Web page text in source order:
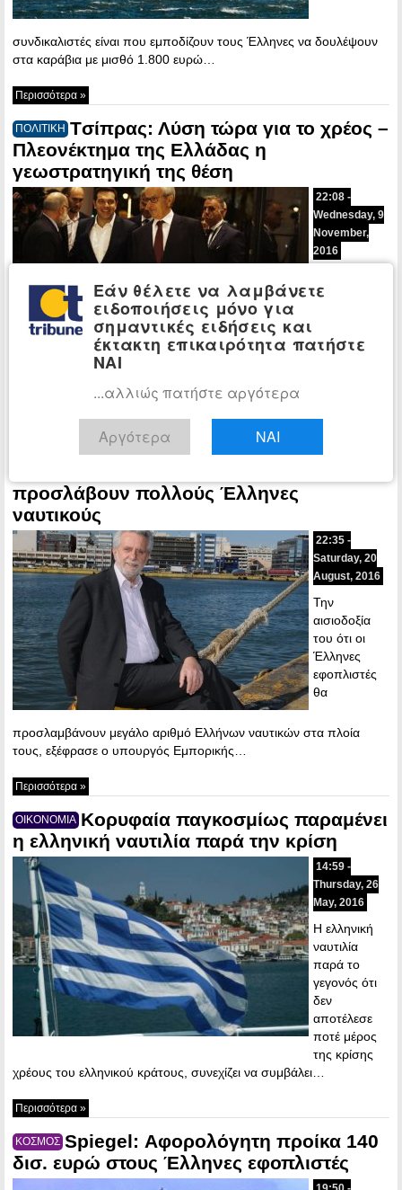
συνδικαλιστές είναι που εμποδίζουν τους Έλληνες να δουλέψουν
στα καράβια με μισθό 1.800 ευρώ…
Περισσότερα »
ΠΟΛΙΤΙΚΗ Tσίπρας: Λύση τώρα για το χρέος –
Πλεονέκτημα της Ελλάδας η
γεωστρατηγική της θέση
22:08 -
Wednesday, 9
November,
2016
Μουσικής
για τα 100
Ελλήνων Εφοπλιστών βρέθηκε το βράδυ της Τετάρτης ο Αλέξης…
προσλάβουν πολλούς Έλληνες
ναυτικούς
22:35 -
Saturday, 20
August, 2016
Την
αισιοδοξία
του ότι οι
Έλληνες
εφοπλιστές
θα
προσλαμβάνουν μεγάλο αριθμό Ελλήνων ναυτικών στα πλοία
τους, εξέφρασε ο υπουργός Εμπορικής…
Περισσότερα »
ΟΙΚΟΝΟΜΙΑ Κορυφαία παγκοσμίως παραμένει
η ελληνική ναυτιλία παρά την κρίση
14:59 -
Thursday, 26
May, 2016
Η ελληνική
ναυτιλία
παρά το
γεγονός ότι
δεν
αποτέλεσε
ποτέ μέρος
της κρίσης
χρέους του ελληνικού κράτους, συνεχίζει να συμβάλει…
Περισσότερα »
ΚΟΣΜΟΣ Spiegel: Αφορολόγητη προίκα 140
δισ. ευρώ στους Έλληνες εφοπλιστές
Εάν θέλετε να λαμβάνετε
ειδοποιήσεις μόνο για
σημαντικές ειδήσεις και
έκτακτη επικαιρότητα πατήστε
ΝΑΙ
...αλλιώς πατήστε αργότερα
Αργότερα ΝΑΙ